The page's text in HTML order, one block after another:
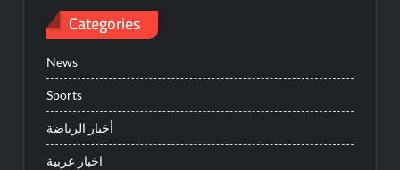
Categories
News
Sports
أخبار الرياضة
اخبار عربية